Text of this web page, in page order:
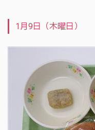
1月9日（木曜日）